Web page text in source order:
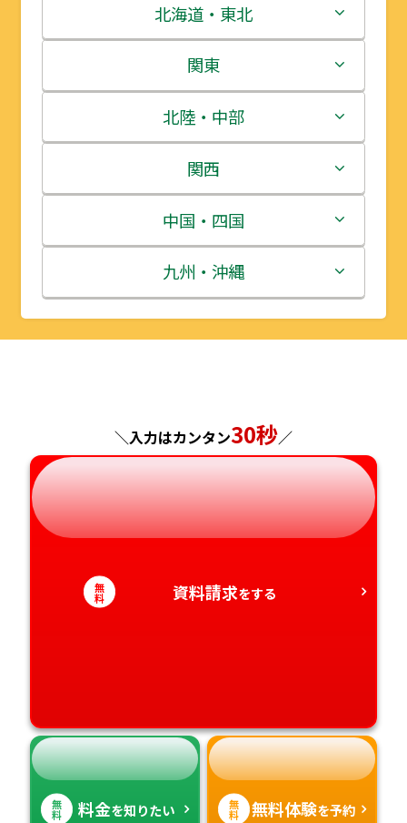
北海道・東北
北海道
青森県
岩手県
宮城県
秋田県
山形県
関東
茨城県
栃木県
群馬県
埼玉県
千葉県
北陸・中部
新潟県
富山県
石川県
福井県
岐阜県
静岡県
関西
三重県
滋賀県
京都府
奈良県
和歌山県
中国・四国
鳥取県
島根県
山口県
徳島県
九州・沖縄
福岡県
熊本県
大分県
＼入力はカンタン30秒／
無
料 資料請求をする
無
料 料金を知りたい 無
料 無料体験を予約